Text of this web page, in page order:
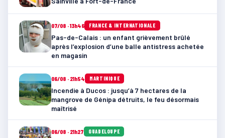
07/08 · 13h46 FRANCE & INTERNATIONALE
Pas-de-Calais : un enfant grièvement brûlé
après l’explosion d’une balle antistress achetée
en magasin
06/08 · 21h54 MARTINIQUE
Incendie à Ducos : jusqu’à 7 hectares de la
mangrove de Génipa détruits, le feu désormais
maîtrisé
06/08 · 21h27 GUADELOUPE